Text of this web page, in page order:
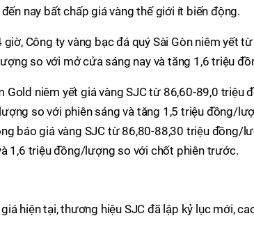
nay bất chấp giá vàng thế giới ít biến động.
giờ, Công ty vàng bạc đá quý Sài Gòn niêm yết
so với mở cửa sáng nay và tăng 1,6 triệu
Gold niêm yết giá vàng SJC từ 86,60-89,0
so với phiên sáng và tăng 1,5 triệu đồng/
báo giá vàng SJC từ 86,80-88,30 triệu đồng/
1,6 triệu đồng/lượng so với chốt phiên trước.
hiện tại, thương hiệu SJC đã lập kỷ lục mới,